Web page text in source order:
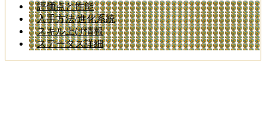
評価点と性能
入手方法/進化系統
スキル上げ情報
ステータス詳細